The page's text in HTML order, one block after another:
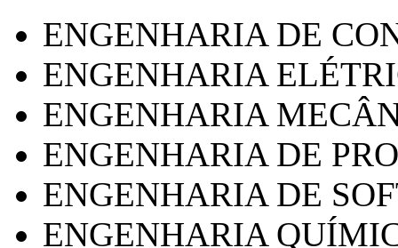
ENGENHARIA DE
ENGENHARIA
ENGENHARIA
ENGENHARIA DE
ENGENHARIA DE
ENGENHARIA